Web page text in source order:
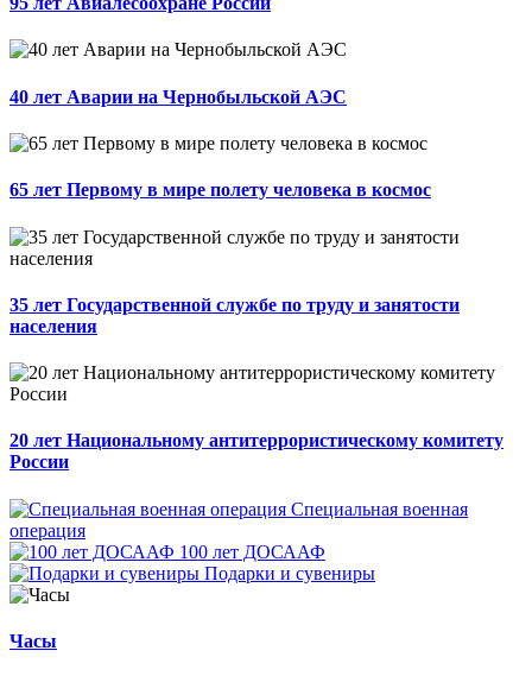
40 лет Аварии на Чернобыльской АЭС
65 лет Первому в мире полету человека в космос
35 лет Государственной службе по труду и занятости
населения
20 лет Национальному антитеррористическому комитету
России
Специальная военная
операция
100 лет ДОСААФ
Подарки и сувениры
Часы